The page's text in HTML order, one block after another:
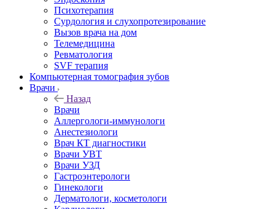
Психотерапия
Сурдология и слухопротезирование
Вызов врача на дом
Телемедицина
Ревматология
SVF терапия
Компьютерная томография зубов
Врачи
Назад
Врачи
Аллергологи-иммунологи
Анестезиологи
Врач КТ диагностики
Врачи УВТ
Врачи УЗД
Гастроэнтерологи
Гинекологи
Дерматологи, косметологи